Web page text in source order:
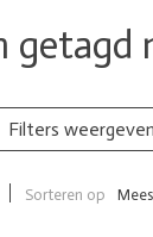
getagd
Filters weergeven
Sorteren op